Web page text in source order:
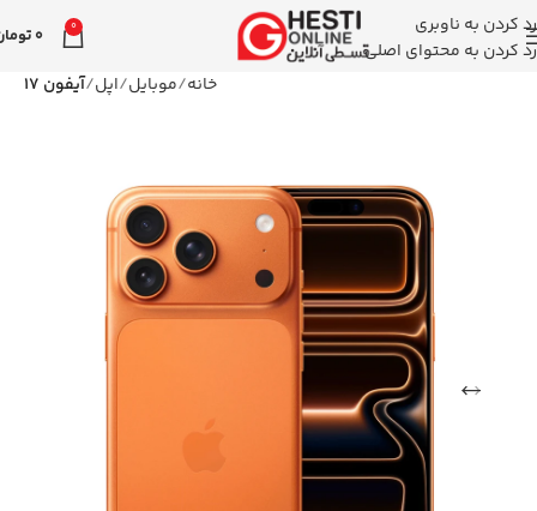
رد کردن به ناوبری
رد کردن به محتوای اصلی
0
0
خانه موبایل اپل آیفون 17